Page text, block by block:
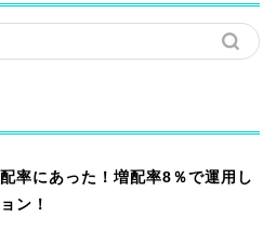
率にあった！増配率8％で運用し
ン！